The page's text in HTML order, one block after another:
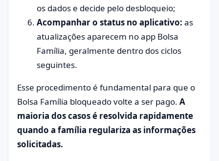
os dados e decide pelo desbloqueio;
Acompanhar o status no aplicativo: as
atualizações aparecem no app Bolsa
Família, geralmente dentro dos ciclos
seguintes.
Esse procedimento é fundamental para que o
Bolsa Família bloqueado volte a ser pago. A
maioria dos casos é resolvida rapidamente
quando a família regulariza as informações
solicitadas.